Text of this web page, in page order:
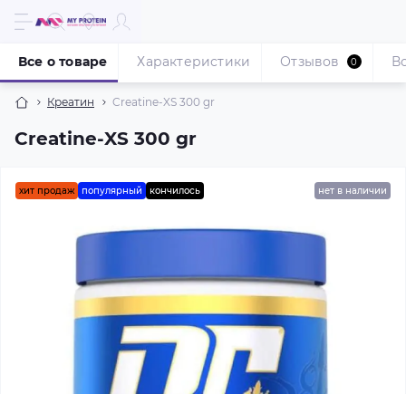
Креатин Creatine-XS 300 gr
Creatine-XS 300 gr
Все о товаре Характеристики Отзывов 0
хит продаж популярный кончилось нет в наличии